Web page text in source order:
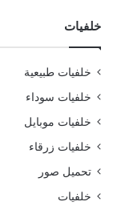
خلفيات
خلفيات طبيعية
خلفيات سوداء
خلفيات موبايل
خلفيات زرقاء
تحميل صور
خلفيات